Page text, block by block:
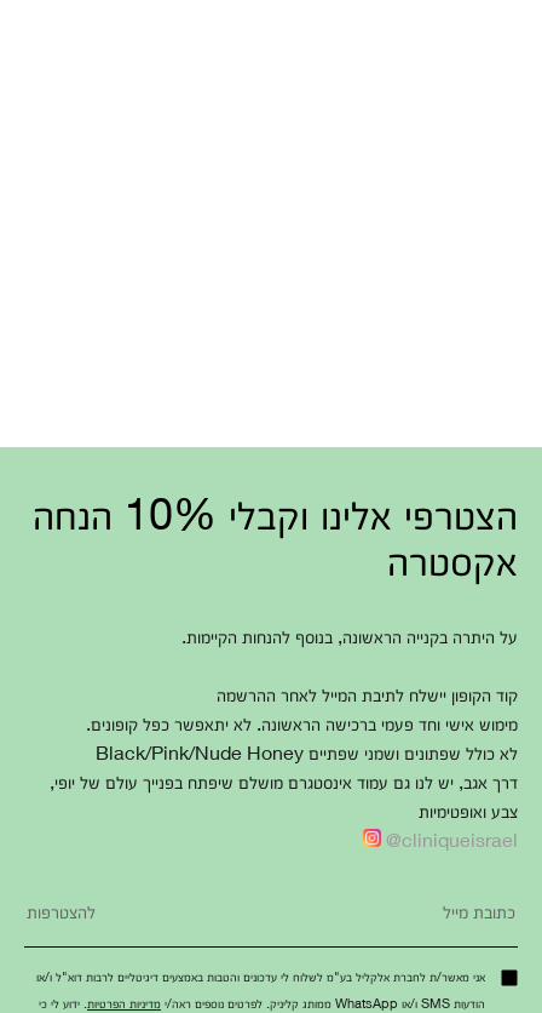
הצטרפי אלינו וקבלי 10% הנחה
אקסטרה
על היתרה בקנייה הראשונה, בנוסף להנחות הקיימות.
קוד הקופון יישלח לתיבת המייל לאחר ההרשמה
מימוש אישי וחד פעמי ברכישה הראשונה. לא יתאפשר כפל קופונים.
לא כולל שפתונים ושמני שפתיים Black/Pink/Nude Honey
דרך אגב, יש לנו גם עמוד אינסטגרם מושלם שיפתח בפנייך עולם של יופי,
צבע ואופטימיות
cliniqueisrael@
אני מאשר/ת לחברת אלקליל בע"מ לשלוח לי עדכונים והטבות באמצעים דיגיטליים לרבות דוא"ל ו/או
הודעות SMS ו/או WhatsApp ממותג קליניק. לפרטים נוספים ראה/י
מדיניות הפרטיות . ידוע לי כי